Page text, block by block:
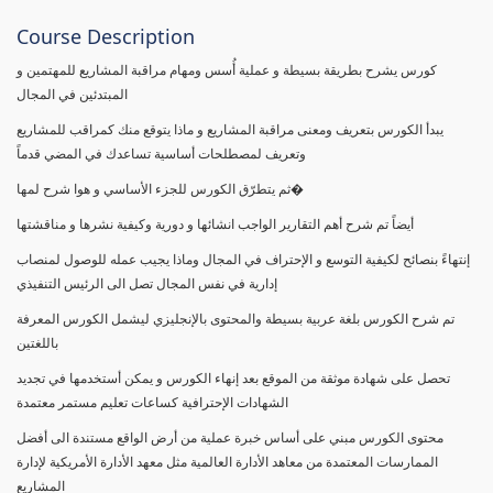
Course Description
كورس يشرح بطريقة بسيطة و عملية أُسس ومهام مراقبة المشاريع للمهتمين و
المبتدئين في المجال
يبدأ الكورس بتعريف ومعنى مراقبة المشاريع و ماذا يتوقع منك كمراقب للمشاريع
وتعريف لمصطلحات أساسية تساعدك في المضي قدماً
ثم يتطرّق الكورس للجزء الأساسي و هوا شرح لمها�
أيضاً تم شرح أهم التقارير الواجب انشائها و دورية وكيفية نشرها و مناقشتها
إنتهاءً بنصائح لكيفية التوسع و الإحتراف في المجال وماذا يجيب عمله للوصول لمنصاب
إدارية في نفس المجال تصل الى الرئيس التنفيذي
تم شرح الكورس بلغة عربية بسيطة والمحتوى بالإنجليزي ليشمل الكورس المعرفة
باللغتين
تحصل على شهادة موثقة من الموقع بعد إنهاء الكورس و يمكن أستخدمها في تجديد
الشهادات الإحترافية كساعات تعليم مستمر معتمدة
محتوى الكورس مبني على أساس خبرة عملية من أرض الواقع مستندة الى أفضل
الممارسات المعتمدة من معاهد الأدارة العالمية مثل معهد الأدارة الأمريكية لإدارة
المشاريع